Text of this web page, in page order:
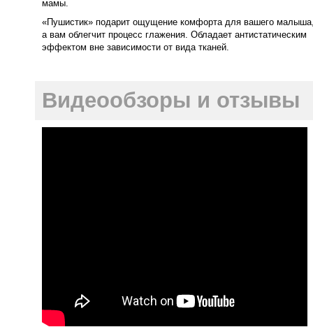
мамы.
«Пушистик» подарит ощущение комфорта для вашего
а вам облегчит процесс глажения. Обладает антистатическим
эффектом вне зависимости от вида тканей.
Видеообзоры и отзывы